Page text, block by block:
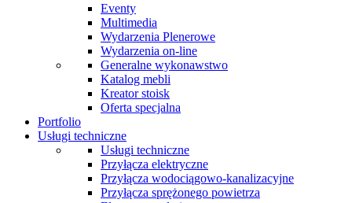
Eventy
Multimedia
Wydarzenia Plenerowe
Wydarzenia on-line
Generalne wykonawstwo
Katalog mebli
Kreator stoisk
Oferta specjalna
Portfolio
Usługi techniczne
Usługi techniczne
Przyłącza elektryczne
Przyłącza wodociągowo-kanalizacyjne
Przyłącza sprężonego powietrza